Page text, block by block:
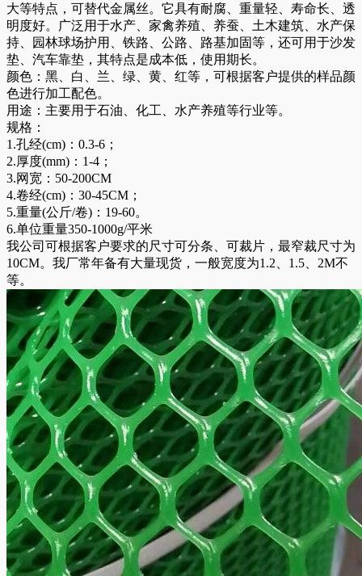
大等特点，可替代金属丝。它具有耐腐、重量轻、寿命长、透
明度好。广泛用于水产、家禽养殖、养蚕、土木建筑、水产保
持、园林球场护用、铁路、公路、路基加固等，还可用于沙发
垫、汽车靠垫，其特点是成本低，使用期长。
颜色：黑、白、兰、绿、黄、红等，可根据客户提供的样品颜
色进行加工配色。
用途：主要用于石油、化工、水产养殖等行业等。
规格：
1.孔经(cm)：0.3-6；
2.厚度(mm)：1-4；
3.网宽：50-200CM
4.卷经(cm)：30-45CM；
5.重量(公斤/卷)：19-60。
6.单位重量350-1000g/平米
我公司可根据客户要求的尺寸可分条、可裁片，最窄裁尺寸为
10CM。我厂常年备有大量现货，一般宽度为1.2、1.5、2M不
等。